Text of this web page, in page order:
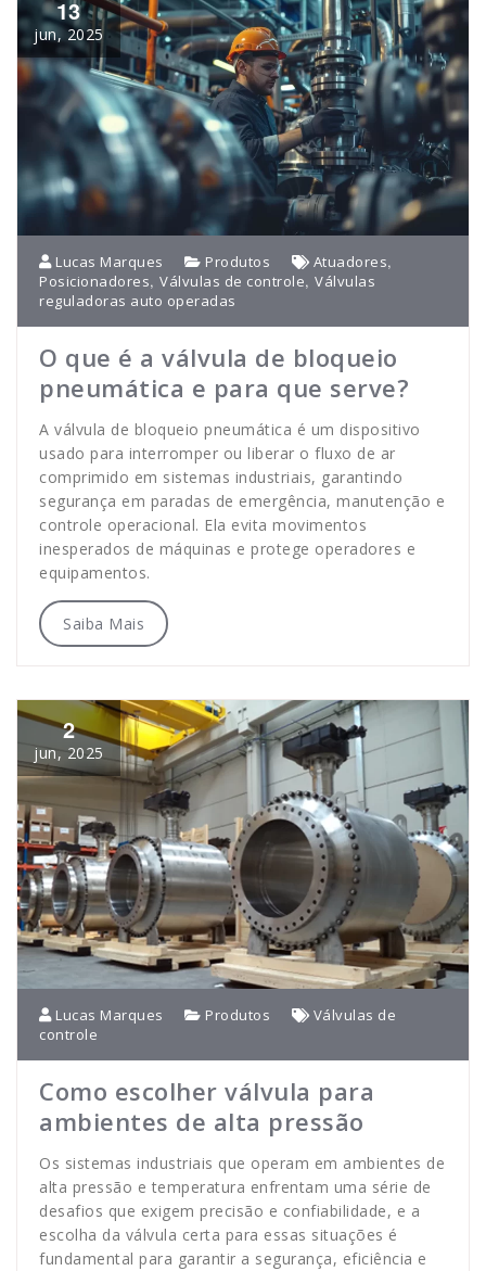
13
jun, 2025
Lucas Marques Produtos Atuadores,
Posicionadores, Válvulas de controle, Válvulas
reguladoras auto operadas
O que é a válvula de bloqueio
pneumática e para que serve?
A válvula de bloqueio pneumática é um dispositivo
usado para interromper ou liberar o fluxo de ar
comprimido em sistemas industriais, garantindo
segurança em paradas de emergência, manutenção e
controle operacional. Ela evita movimentos
inesperados de máquinas e protege operadores e
equipamentos.
Saiba Mais
2
jun, 2025
Lucas Marques Produtos
Válvulas de
controle
Como escolher válvula para
ambientes de alta pressão
Os sistemas industriais que operam em ambientes de
alta pressão e temperatura enfrentam uma série de
desafios que exigem precisão e confiabilidade, e a
escolha da válvula certa para essas situações é
fundamental para garantir a segurança, eficiência e